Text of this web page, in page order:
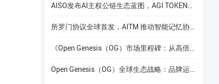
AISO发布AI主权公链生态蓝图，AGI TOKEN计划于12月24日上线Gate.io
所罗门协议全球首发，AITM 推动智能记忆协议进入全球协作阶段
《Open Genesis（OG）市场里程碑：从高倍增长到共识流动性的价值重构》
Open Genesis（OG）全球生态战略：品牌运营赋能下的线下共识网络建设